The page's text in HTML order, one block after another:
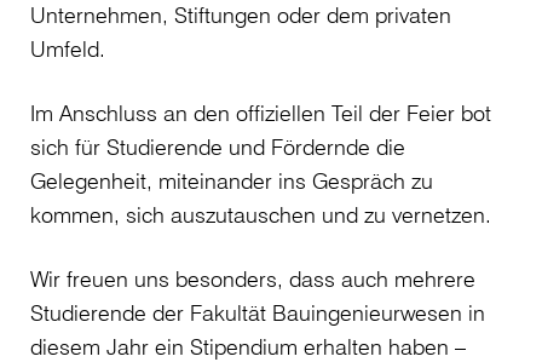
Unternehmen, Stiftungen oder dem privaten
Umfeld.
Im Anschluss an den offiziellen Teil der Feier bot
sich für Studierende und Fördernde die
Gelegenheit, miteinander ins Gespräch zu
kommen, sich auszutauschen und zu vernetzen.
Wir freuen uns besonders, dass auch mehrere
Studierende der Fakultät Bauingenieurwesen in
diesem Jahr ein Stipendium erhalten haben –